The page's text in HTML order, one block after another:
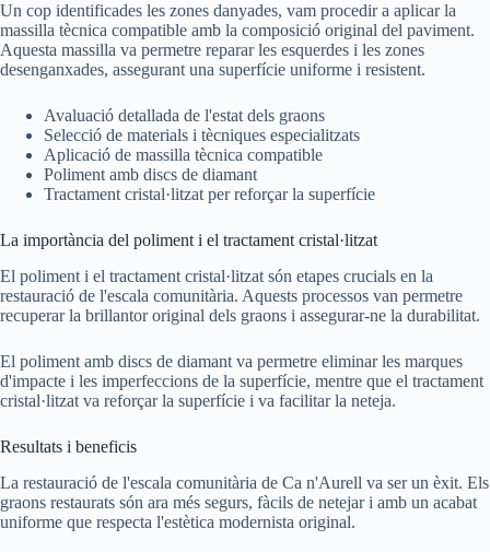
Un cop identificades les zones danyades, vam procedir a aplicar la
massilla tècnica compatible amb la composició original del paviment.
Aquesta massilla va permetre reparar les esquerdes i les zones
desenganxades, assegurant una superfície uniforme i resistent.
Avaluació detallada de l'estat dels graons
Selecció de materials i tècniques especialitzats
Aplicació de massilla tècnica compatible
Poliment amb discs de diamant
Tractament cristal·litzat per reforçar la superfície
La importància del poliment i el tractament cristal·litzat
El poliment i el tractament cristal·litzat són etapes crucials en la
restauració de l'escala comunitària. Aquests processos van permetre
recuperar la brillantor original dels graons i assegurar-ne la durabilitat.
El poliment amb discs de diamant va permetre eliminar les marques
d'impacte i les imperfeccions de la superfície, mentre que el tractament
cristal·litzat va reforçar la superfície i va facilitar la neteja.
Resultats i beneficis
La restauració de l'escala comunitària de Ca n'Aurell va ser un èxit. Els
graons restaurats són ara més segurs, fàcils de netejar i amb un acabat
uniforme que respecta l'estètica modernista original.